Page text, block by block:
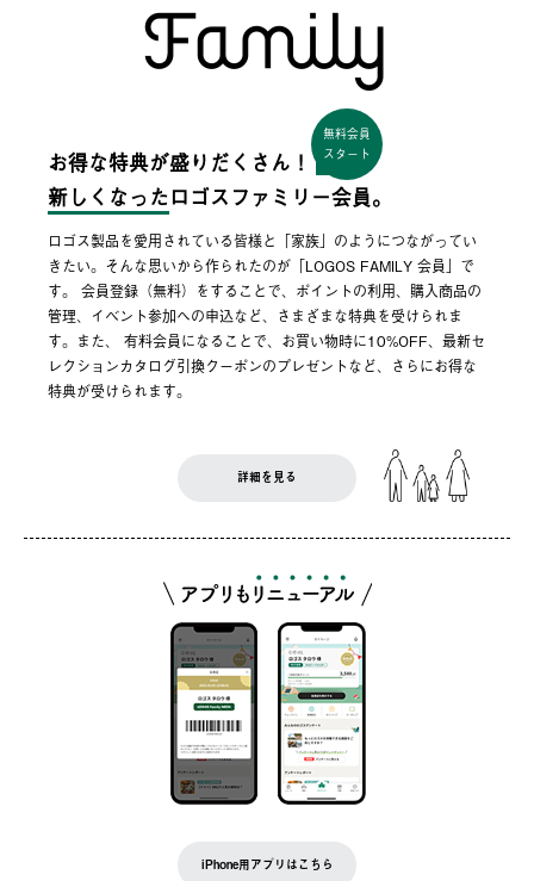
お得な特典が盛りだくさん！
無料会員
スタート
新しくなった ロゴスファミリー会員。
ロゴス製品を愛用されている皆様と「家族」のようにつながってい
きたい。そんな思いから作られたのが「LOGOS FAMILY 会員」で
す。 会員登録（無料）をすることで、ポイントの利用、購入商品の
管理、イベント参加への申込など、さまざまな特典を受けられま
す。また、 有料会員になることで、お買い物時に10%OFF、最新セ
レクションカタログ引換クーポンのプレゼントなど、さらにお得な
特典が受けられます。
詳細を見る
iPhone用アプリはこちら